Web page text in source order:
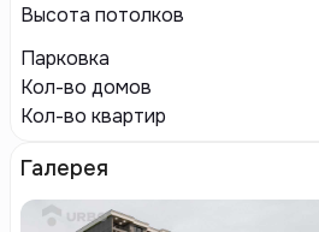
Высота потолков
Парковка
Кол-во домов
Кол-во квартир
Галерея